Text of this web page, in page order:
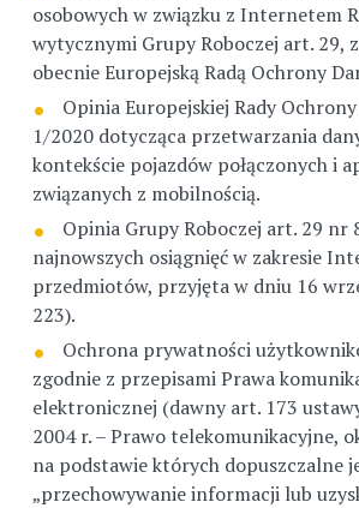
osobowych w związku z Internetem
wytycznymi Grupy Roboczej art. 29,
obecnie Europejską Radą Ochrony
Opinia Europejskiej Rady
1/2020 dotycząca przetwarzania
kontekście pojazdów połączonych i
związanych z mobilnością.
Opinia Grupy Roboczej art. 29 nr
najnowszych osiągnięć w zakresie
przedmiotów, przyjęta w dniu 16
223).
Ochrona prywatności
zgodnie z przepisami Prawa
elektronicznej (dawny art. 173
2004 r. – Prawo telekomunikacyjne,
na podstawie których dopuszczalne
„przechowywanie informacji lub